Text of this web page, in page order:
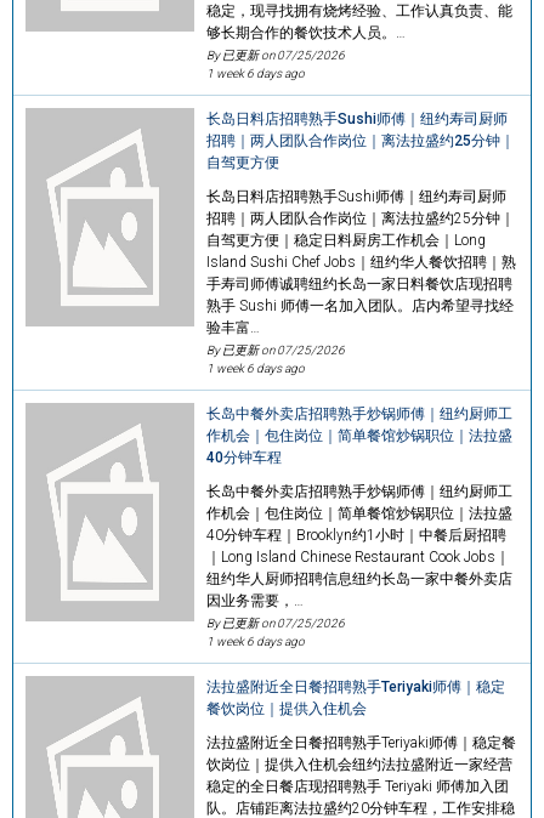
稳定，现寻找拥有烧烤经验、工作认真负责、能
够长期合作的餐饮技术人员。…
By 已更新 on07/25/2026
1 week 6 days ago
长岛日料店招聘熟手Sushi师傅｜纽约寿司厨师
招聘｜两人团队合作岗位｜离法拉盛约25分钟｜
自驾更方便
长岛日料店招聘熟手Sushi师傅｜纽约寿司厨师
招聘｜两人团队合作岗位｜离法拉盛约25分钟｜
自驾更方便｜稳定日料厨房工作机会｜Long
Island Sushi Chef Jobs｜纽约华人餐饮招聘｜熟
手寿司师傅诚聘纽约长岛一家日料餐饮店现招聘
熟手 Sushi 师傅一名加入团队。店内希望寻找经
验丰富…
By 已更新 on07/25/2026
1 week 6 days ago
长岛中餐外卖店招聘熟手炒锅师傅｜纽约厨师工
作机会｜包住岗位｜简单餐馆炒锅职位｜法拉盛
40分钟车程
长岛中餐外卖店招聘熟手炒锅师傅｜纽约厨师工
作机会｜包住岗位｜简单餐馆炒锅职位｜法拉盛
40分钟车程｜Brooklyn约1小时｜中餐后厨招聘
｜Long Island Chinese Restaurant Cook Jobs｜
纽约华人厨师招聘信息纽约长岛一家中餐外卖店
因业务需要，…
By 已更新 on07/25/2026
1 week 6 days ago
法拉盛附近全日餐招聘熟手Teriyaki师傅｜稳定
餐饮岗位｜提供入住机会
法拉盛附近全日餐招聘熟手Teriyaki师傅｜稳定餐
饮岗位｜提供入住机会纽约法拉盛附近一家经营
稳定的全日餐店现招聘熟手 Teriyaki 师傅加入团
队。店铺距离法拉盛约20分钟车程，工作安排稳